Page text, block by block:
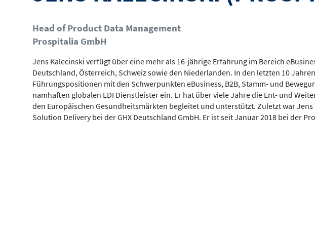
Head of Product Data Management
Prospitalia GmbH
Jens Kalecinski verfügt über eine mehr als 16-jährige Erfahrung im Bereich
Deutschland, Österreich, Schweiz sowie den Niederlanden. In den letzten 10
Führungspositionen mit den Schwerpunkten eBusiness, B2B, Stamm- und
namhaften globalen EDI Dienstleister ein. Er hat über viele Jahre die Ent- und
den Europäischen Gesundheitsmärkten begleitet und unterstützt. Zuletzt war Jens
Solution Delivery bei der GHX Deutschland GmbH. Er ist seit Januar 2018 bei der